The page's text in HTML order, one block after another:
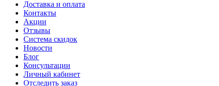
Доставка и оплата
Контакты
Акции
Отзывы
Система скидок
Новости
Блог
Консультации
Личный кабинет
Отследить заказ